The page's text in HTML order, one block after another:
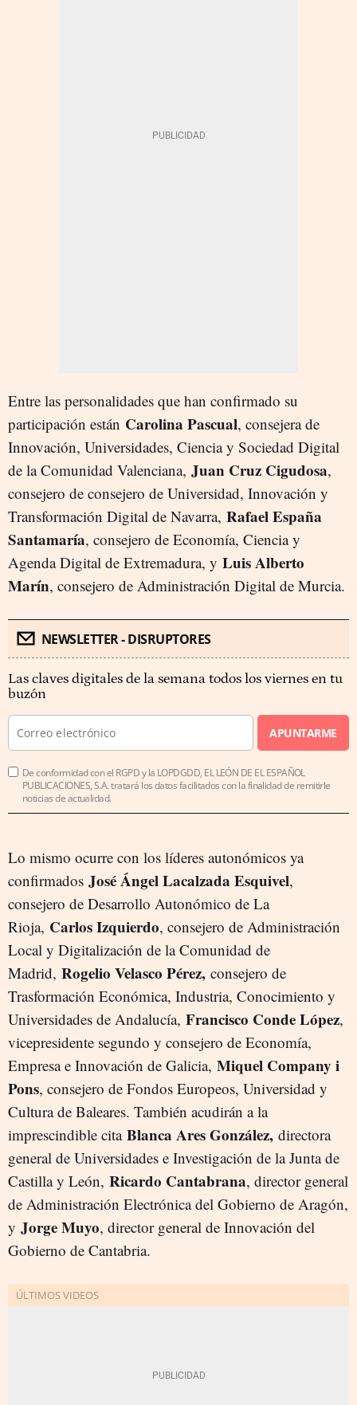
Entre las personalidades que han confirmado su
participación están Carolina Pascual, consejera de
Innovación, Universidades, Ciencia y Sociedad Digital
de la Comunidad Valenciana, Juan Cruz Cigudosa,
consejero de consejero de Universidad, Innovación y
Transformación Digital de Navarra, Rafael España
Santamaría, consejero de Economía, Ciencia y
Agenda Digital de Extremadura, y Luis Alberto
Marín, consejero de Administración Digital de Murcia.
NEWSLETTER - DISRUPTORES
Las claves digitales de la semana todos los viernes en tu
buzón
APUNTARME
De conformidad con el RGPD y la LOPDGDD, EL LEÓN DE EL ESPAÑOL
PUBLICACIONES, S.A. tratará los datos facilitados con la finalidad de remitirle
noticias de actualidad.
Lo mismo ocurre con los líderes autonómicos ya
confirmados José Ángel Lacalzada Esquivel,
consejero de Desarrollo Autonómico de La
Rioja, Carlos Izquierdo, consejero de Administración
Local y Digitalización de la Comunidad de
Madrid, Rogelio Velasco Pérez, consejero de
Trasformación Económica, Industria, Conocimiento y
Universidades de Andalucía, Francisco Conde López,
vicepresidente segundo y consejero de Economía,
Empresa e Innovación de Galicia, Miquel Company i
Pons, consejero de Fondos Europeos, Universidad y
Cultura de Baleares. También acudirán a la
imprescindible cita Blanca Ares González, directora
general de Universidades e Investigación de la Junta de
Castilla y León, Ricardo Cantabrana, director general
de Administración Electrónica del Gobierno de Aragón,
y Jorge Muyo, director general de Innovación del
Gobierno de Cantabria.